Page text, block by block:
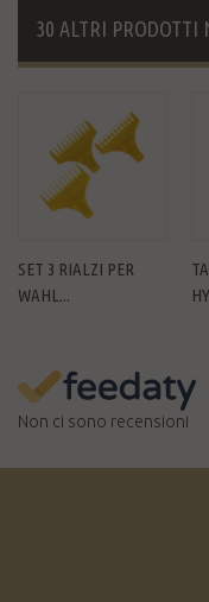
30 ALTRI PRODOTTI
SET 3 RIALZI PER
WAHL...
Non ci sono recensioni